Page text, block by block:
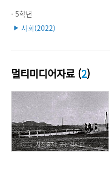
· 5학년
▶ 사회(2022)
멀티미디어자료 (2)
사진출처: 군산역사관